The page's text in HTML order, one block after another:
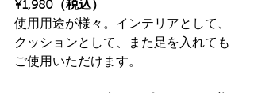
¥1,980（税込）
使用用途が様々。インテリアとして、
クッションとして、また足を入れても
ご使用いただけます。